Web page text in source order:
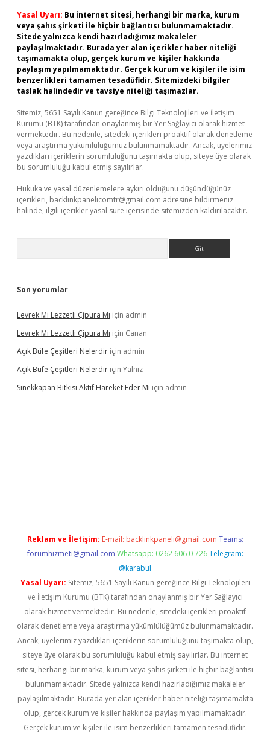
Yasal Uyarı: Bu internet sitesi, herhangi bir marka, kurum
veya şahıs şirketi ile hiçbir bağlantısı bulunmamaktadır.
Sitede yalnızca kendi hazırladığımız makaleler
paylaşılmaktadır. Burada yer alan içerikler haber niteliği
taşımamakta olup, gerçek kurum ve kişiler hakkında
paylaşım yapılmamaktadır. Gerçek kurum ve kişiler ile isim
benzerlikleri tamamen tesadüfidir. Sitemizdeki bilgiler
taslak halindedir ve tavsiye niteliği taşımazlar.
Sitemiz, 5651 Sayılı Kanun gereğince Bilgi Teknolojileri ve İletişim
Kurumu (BTK) tarafından onaylanmış bir Yer Sağlayıcı olarak hizmet
vermektedir. Bu nedenle, sitedeki içerikleri proaktif olarak denetleme
veya araştırma yükümlülüğümüz bulunmamaktadır. Ancak, üyelerimiz
yazdıkları içeriklerin sorumluluğunu taşımakta olup, siteye üye olarak
bu sorumluluğu kabul etmiş sayılırlar.
Hukuka ve yasal düzenlemelere aykırı olduğunu düşündüğünüz
içerikleri, backlinkpanelicomtr@gmail.com adresine bildirmeniz
halinde, ilgili içerikler yasal süre içerisinde sitemizden kaldırılacaktır.
Son yorumlar
Levrek Mi Lezzetli Çipura Mı için admin
Levrek Mi Lezzetli Çipura Mı için Canan
Açık Büfe Çeşitleri Nelerdir için admin
Açık Büfe Çeşitleri Nelerdir için Yalnız
Sinekkapan Bitkisi Aktif Hareket Eder Mi için admin
Reklam ve İletişim: E-mail: backlinkpaneli@gmail.com Teams:
forumhizmeti@gmail.com Whatsapp: 0262 606 0 726 Telegram:
@karabul
Yasal Uyarı: Sitemiz, 5651 Sayılı Kanun gereğince Bilgi Teknolojileri
ve İletişim Kurumu (BTK) tarafından onaylanmış bir Yer Sağlayıcı
olarak hizmet vermektedir. Bu nedenle, sitedeki içerikleri proaktif
olarak denetleme veya araştırma yükümlülüğümüz bulunmamaktadır.
Ancak, üyelerimiz yazdıkları içeriklerin sorumluluğunu taşımakta olup,
siteye üye olarak bu sorumluluğu kabul etmiş sayılırlar. Bu internet
sitesi, herhangi bir marka, kurum veya şahıs şirketi ile hiçbir bağlantısı
bulunmamaktadır. Sitede yalnızca kendi hazırladığımız makaleler
paylaşılmaktadır. Burada yer alan içerikler haber niteliği taşımamakta
olup, gerçek kurum ve kişiler hakkında paylaşım yapılmamaktadır.
Gerçek kurum ve kişiler ile isim benzerlikleri tamamen tesadüfidir.